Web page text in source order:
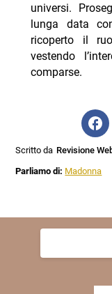
universi.
lunga data
ricoperto il
vestendo
comparse.
Scritto da Revisione
Parliamo di: Madonna
Ricerca